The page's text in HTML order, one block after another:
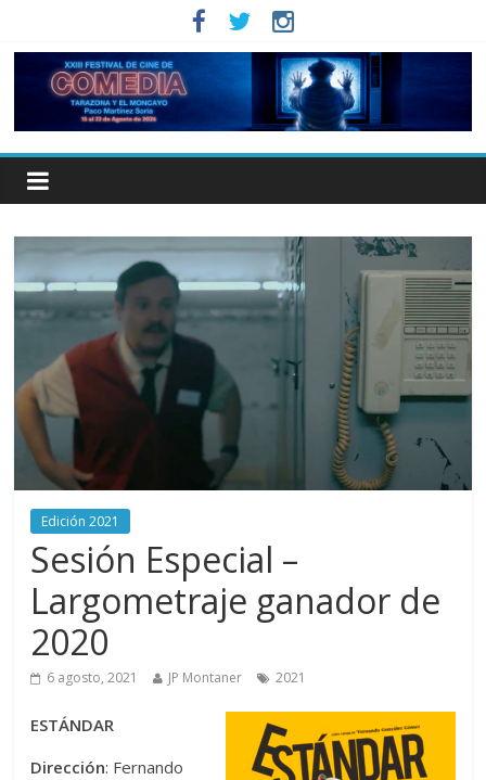
Edición 2021
Sesión Especial –
Largometraje ganador de
2020
6 agosto, 2021 JP Montaner 2021
ESTÁNDAR
Dirección: Fernando